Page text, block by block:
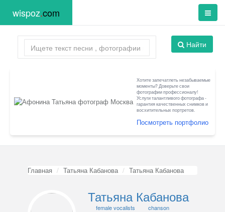
wispoz.com
Найти
Хотите запечатлеть незабываемые
моменты? Доверьте свои
фотографии профессионалу!
Услуги талантливого фотографа -
гарантия качественных снимков и
восхитительных портретов.
Посмотреть портфолио
Главная Татьяна Кабанова Татьяна Кабанова
Татьяна Кабанова
female vocalists
chanson